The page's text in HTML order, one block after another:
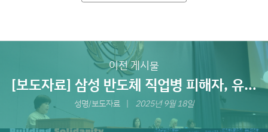
이전 게시물
[보도자료] 삼성 반도체 직업병 피해자, 유엔
아시아-태평양 기업과 인권 포럼 개회식에서
노동자의 알권리 보장, 기업 인권환경실사법
성명/보도자료 2025년 9월 18일